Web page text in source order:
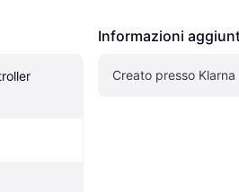
Informazioni
Creato presso Klarna